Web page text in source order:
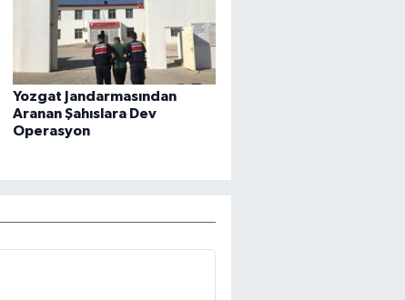
Yozgat Jandarmasından
Aranan Şahıslara Dev
Operasyon